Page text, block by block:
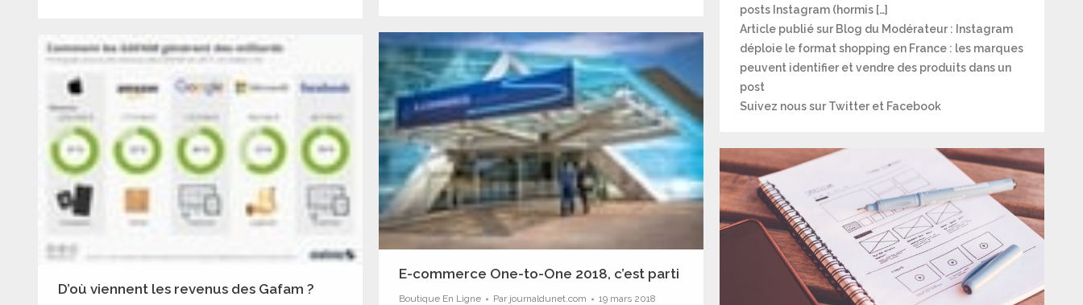
posts Instagram (hormis […]
Article publié sur Blog du Modérateur : Instagram
déploie le format shopping en France : les marques
peuvent identifier et vendre des produits dans un
post
Suivez nous sur Twitter et Facebook
E-commerce One-to-One 2018, c’est parti
Boutique En Ligne Par journaldunet.com 19 mars 2018
D’où viennent les revenus des Gafam ?